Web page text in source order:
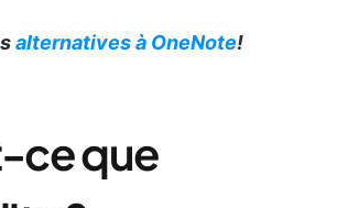
alternatives à OneNote!
ce que